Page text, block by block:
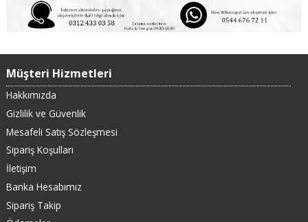
Müşteri Hizmetleri
Hakkımızda
Gizlilik ve Güvenlik
Mesafeli Satış Sözleşmesi
Sipariş Koşulları
İletişim
Banka Hesabımız
Sipariş Takip